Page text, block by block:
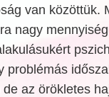
van közöttük.
nagy
problémás
az örökletes